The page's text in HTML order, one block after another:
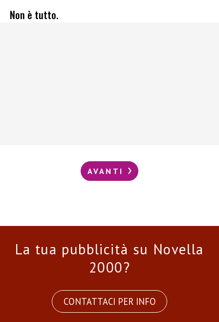
Non è tutto.
AVANTI
La tua pubblicità su Novella
2000?
CONTATTACI PER INFO